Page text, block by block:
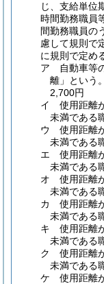
じ、支給単位
時間勤務職員
間勤務職員の
慮して規則で
に規則で定め
ア
自動車等
離」という
2,700円
イ
使用距離
未満である
ウ
使用距離
未満である
エ
使用距離
未満である
オ
使用距離
未満である
カ
使用距離
未満である
キ
使用距離
未満である
ク
使用距離
未満である
ケ
使用距離